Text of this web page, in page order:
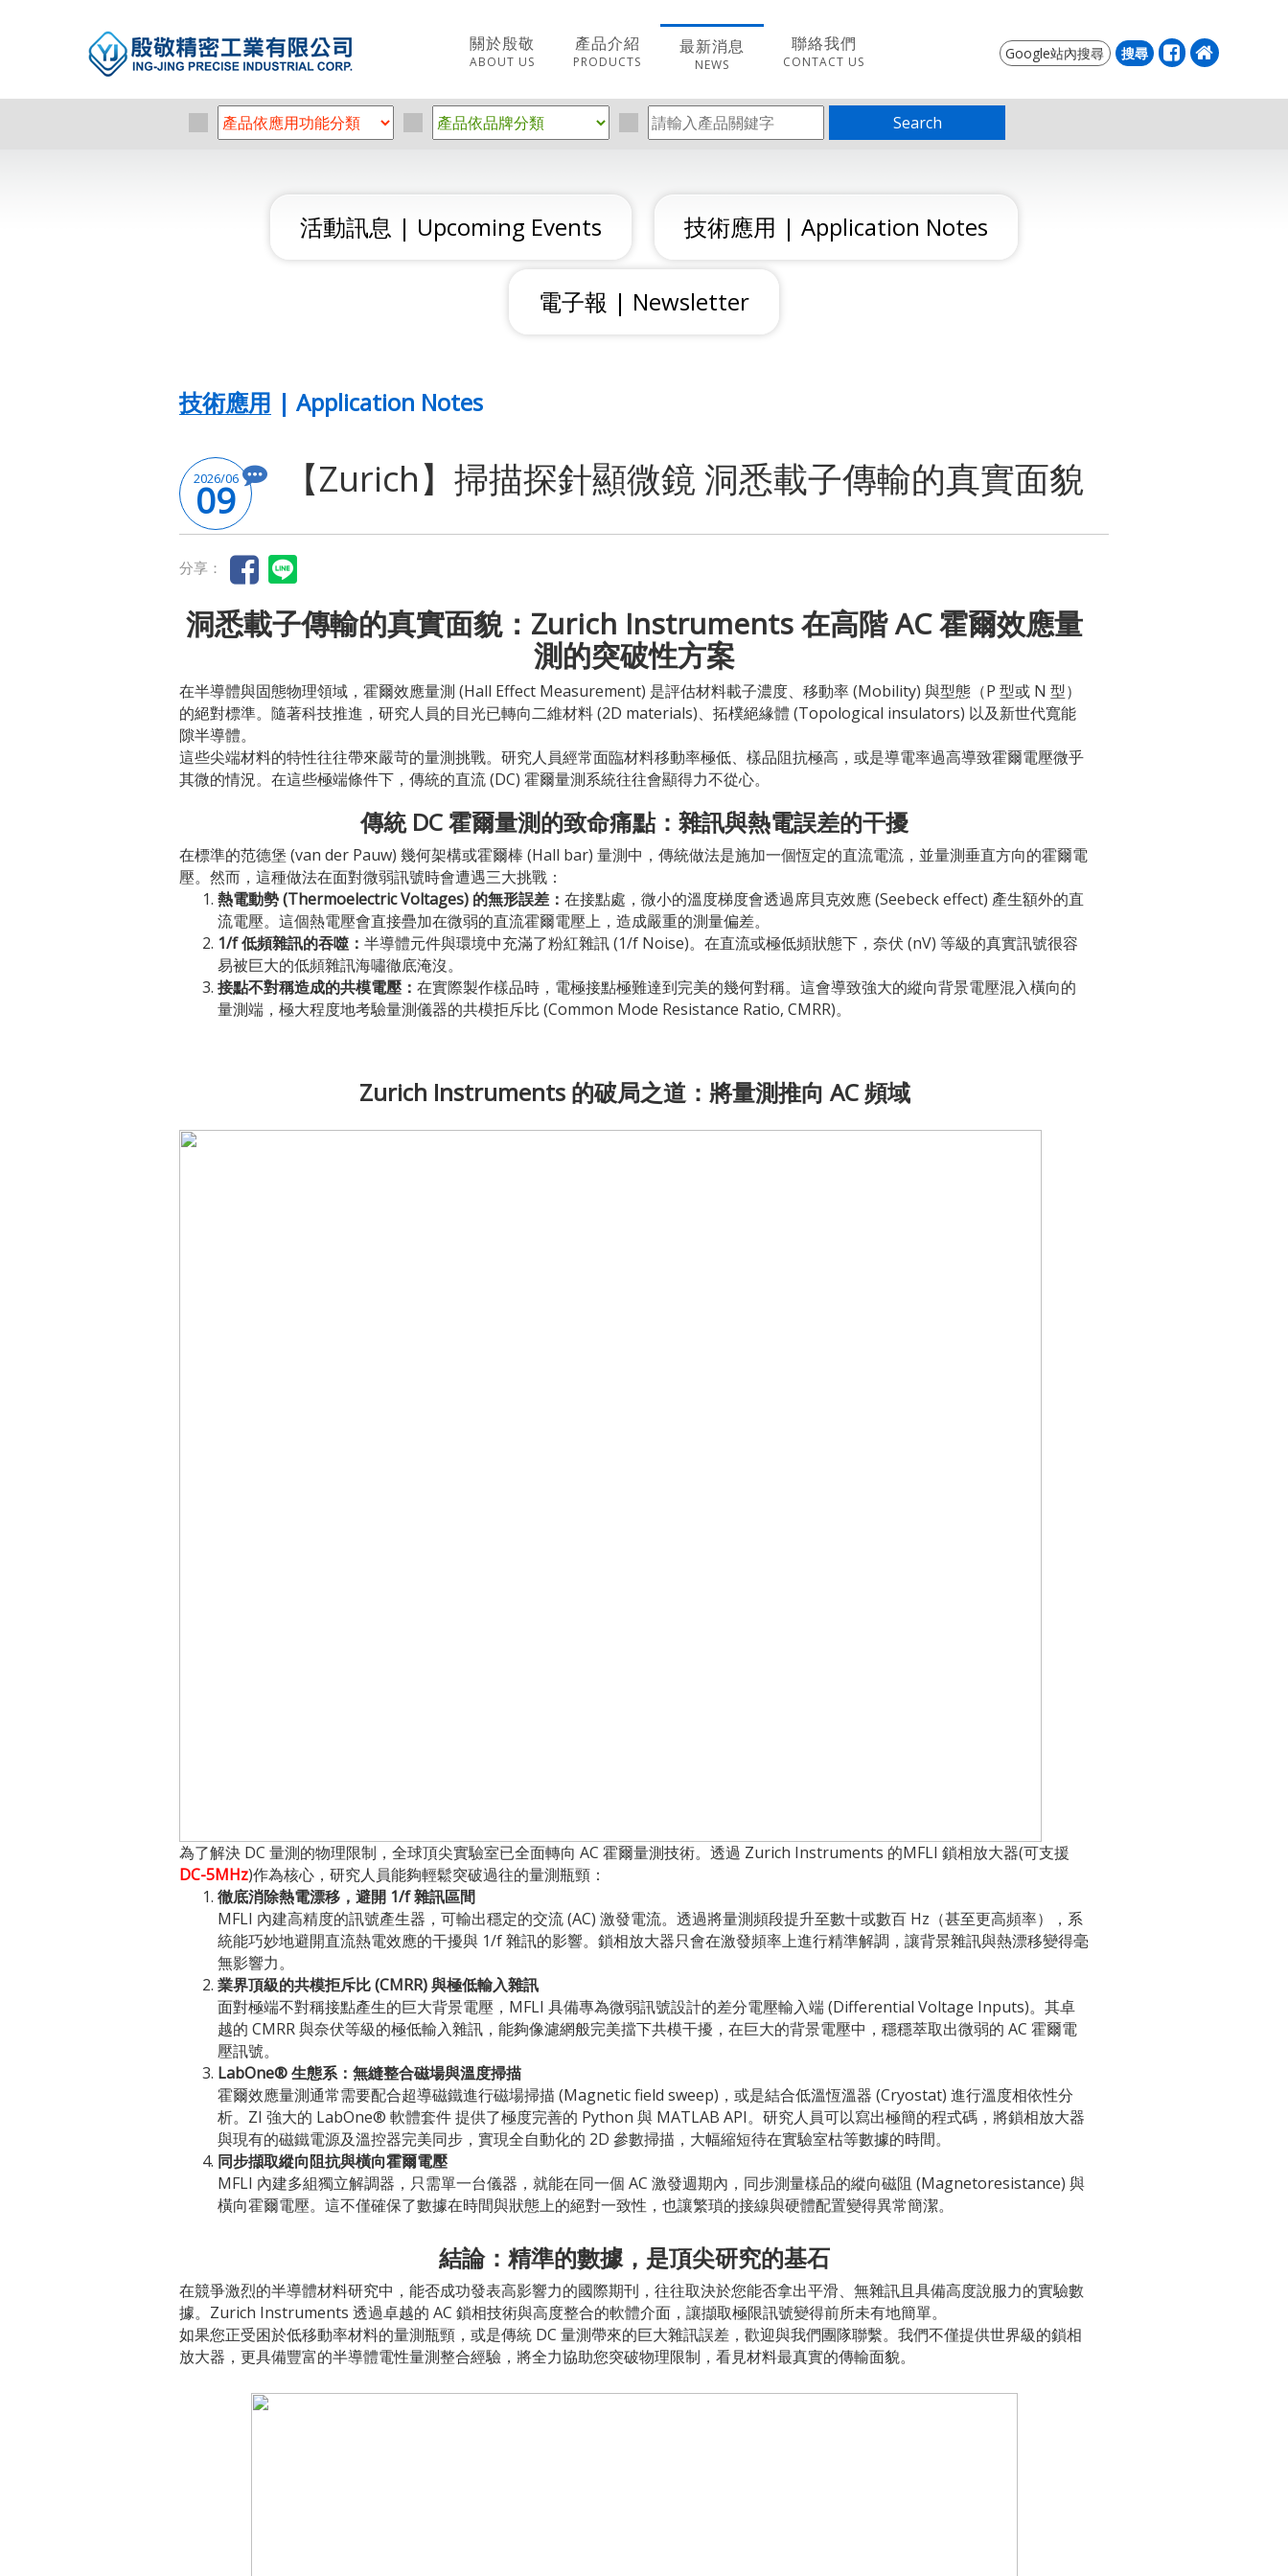
關於殷敬
ABOUT US
產品介紹
PRODUCTS
最新消息
NEWS
聯絡我們
CONTACT US
Search
活動訊息 | Upcoming Events 技術應用 | Application Notes
電子報 | Newsletter
技術應用 | Application Notes
2026/06
09 【Zurich】掃描探針顯微鏡 洞悉載子傳輸的真實面貌
分享：
洞悉載子傳輸的真實面貌：Zurich Instruments 在高階 AC 霍爾效應量
測的突破性方案
在半導體與固態物理領域，霍爾效應量測 (Hall Effect Measurement) 是評估材料載子濃度、移動率 (Mobility) 與型態（P 型或 N 型）
的絕對標準。隨著科技推進，研究人員的目光已轉向二維材料 (2D materials)、拓樸絕緣體 (Topological insulators) 以及新世代寬能
隙半導體。
這些尖端材料的特性往往帶來嚴苛的量測挑戰。研究人員經常面臨材料移動率極低、樣品阻抗極高，或是導電率過高導致霍爾電壓微乎
其微的情況。在這些極端條件下，傳統的直流 (DC) 霍爾量測系統往往會顯得力不從心。
傳統 DC 霍爾量測的致命痛點：雜訊與熱電誤差的干擾
在標準的范德堡 (van der Pauw) 幾何架構或霍爾棒 (Hall bar) 量測中，傳統做法是施加一個恆定的直流電流，並量測垂直方向的霍爾電
壓。然而，這種做法在面對微弱訊號時會遭遇三大挑戰：
熱電動勢 (Thermoelectric Voltages) 的無形誤差： 在接點處，微小的溫度梯度會透過席貝克效應 (Seebeck effect) 產生額外的直
流電壓。這個熱電壓會直接疊加在微弱的直流霍爾電壓上，造成嚴重的測量偏差。
1/f 低頻雜訊的吞噬： 半導體元件與環境中充滿了粉紅雜訊 (1/f Noise)。在直流或極低頻狀態下，奈伏 (nV) 等級的真實訊號很容
易被巨大的低頻雜訊海嘯徹底淹沒。
接點不對稱造成的共模電壓： 在實際製作樣品時，電極接點極難達到完美的幾何對稱。這會導致強大的縱向背景電壓混入橫向的
量測端，極大程度地考驗量測儀器的共模拒斥比 (Common Mode Resistance Ratio, CMRR)。
Zurich Instruments 的破局之道：將量測推向 AC 頻域
為了解決 DC 量測的物理限制，全球頂尖實驗室已全面轉向 AC 霍爾量測技術。透過 Zurich Instruments 的MFLI 鎖相放大器(可支援
DC-5MHz)作為核心，研究人員能夠輕鬆突破過往的量測瓶頸：
徹底消除熱電漂移，避開 1/f 雜訊區間
MFLI 內建高精度的訊號產生器，可輸出穩定的交流 (AC) 激發電流。透過將量測頻段提升至數十或數百 Hz（甚至更高頻率），系
統能巧妙地避開直流熱電效應的干擾與 1/f 雜訊的影響。鎖相放大器只會在激發頻率上進行精準解調，讓背景雜訊與熱漂移變得毫
無影響力。
業界頂級的共模拒斥比 (CMRR) 與極低輸入雜訊
面對極端不對稱接點產生的巨大背景電壓，MFLI 具備專為微弱訊號設計的差分電壓輸入端 (Differential Voltage Inputs)。其卓
越的 CMRR 與奈伏等級的極低輸入雜訊，能夠像濾網般完美擋下共模干擾，在巨大的背景電壓中，穩穩萃取出微弱的 AC 霍爾電
壓訊號。
LabOne® 生態系：無縫整合磁場與溫度掃描
霍爾效應量測通常需要配合超導磁鐵進行磁場掃描 (Magnetic field sweep)，或是結合低溫恆溫器 (Cryostat) 進行溫度相依性分
析。ZI 強大的 LabOne® 軟體套件 提供了極度完善的 Python 與 MATLAB API。研究人員可以寫出極簡的程式碼，將鎖相放大器
與現有的磁鐵電源及溫控器完美同步，實現全自動化的 2D 參數掃描，大幅縮短待在實驗室枯等數據的時間。
同步擷取縱向阻抗與橫向霍爾電壓
MFLI 內建多組獨立解調器，只需單一台儀器，就能在同一個 AC 激發週期內，同步測量樣品的縱向磁阻 (Magnetoresistance) 與
橫向霍爾電壓。這不僅確保了數據在時間與狀態上的絕對一致性，也讓繁瑣的接線與硬體配置變得異常簡潔。
結論：精準的數據，是頂尖研究的基石
在競爭激烈的半導體材料研究中，能否成功發表高影響力的國際期刊，往往取決於您能否拿出平滑、無雜訊且具備高度說服力的實驗數
據。Zurich Instruments 透過卓越的 AC 鎖相技術與高度整合的軟體介面，讓擷取極限訊號變得前所未有地簡單。
如果您正受困於低移動率材料的量測瓶頸，或是傳統 DC 量測帶來的巨大雜訊誤差，歡迎與我們團隊聯繫。我們不僅提供世界級的鎖相
放大器，更具備豐富的半導體電性量測整合經驗，將全力協助您突破物理限制，看見材料最真實的傳輸面貌。